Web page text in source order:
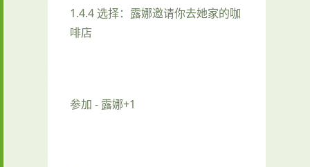
1.4.4 选择：露娜邀请你去她家的咖
啡店
参加 - 露娜+1